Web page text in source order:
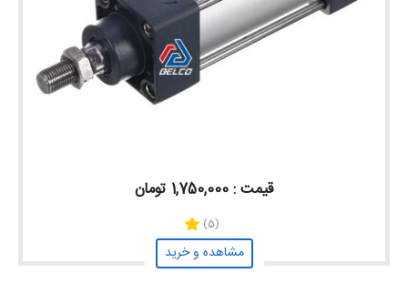
قیمت : 1,750,000 تومان
(5)
مشاهده و خرید